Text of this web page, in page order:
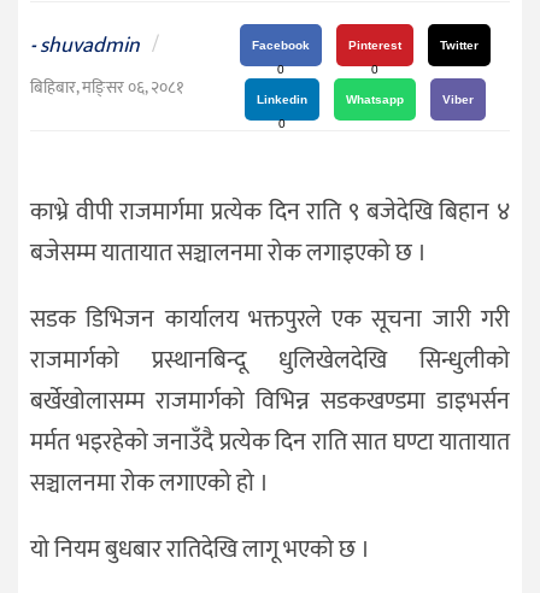
संस्कृति
विचार
-shuvadmin /
बिहिबार, मङि्सर ०६, २०८१
Facebook
0
Pinterest
0
Twitter
Linkedin
0
Whatsapp Viber
काभ्रे वीपी राजमार्गमा प्रत्येक दिन राति ९ बजेदेखि बिहान ४
बजेसम्म यातायात सञ्चालनमा रोक लगाइएको छ ।
सडक डिभिजन कार्यालय भक्तपुरले एक सूचना जारी गरी
राजमार्गको प्रस्थानबिन्दू धुलिखेलदेखि सिन्धुलीको
बर्खेखोलासम्म राजमार्गको विभिन्न सडकखण्डमा डाइभर्सन
मर्मत भइरहेको जनाउँदै प्रत्येक दिन राति सात घण्टा यातायात
सञ्चालनमा रोक लगाएको हो ।
यो नियम बुधबार रातिदेखि लागू भएको छ ।